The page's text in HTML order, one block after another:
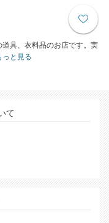
具、衣料品のお店です。実
っと見る
て